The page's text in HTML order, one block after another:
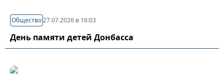
Общество27.07.2026 в 16:03
День памяти детей Донбасса